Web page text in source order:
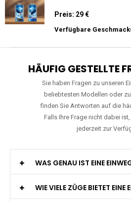
Preis: 29 €
Verfügbare
HÄUFIG GESTELLTE
Sie haben Fragen zu unseren
beliebtesten Modellen oder
finden Sie Antworten auf die
Falls Ihre Frage nicht dabei
jederzeit zur
WAS GENAU IST EINE
WIE VIELE ZÜGE BIETET EINE